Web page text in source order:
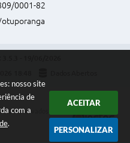
nosso site
de
com a
.
ACEITAR
PERSONALIZAR
0001-82
reservados -